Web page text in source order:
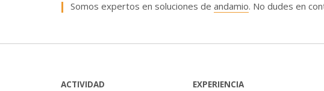
Somos expertos en soluciones de andamio. No dudes en
ACTIVIDAD
EXPERIENCIA